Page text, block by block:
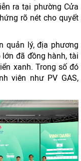
ra tại phường Cửa
rõ nét cho quyết
quản lý, địa phương
đã đồng hành, tài
xanh. Trong số đó
viên như PV GAS,